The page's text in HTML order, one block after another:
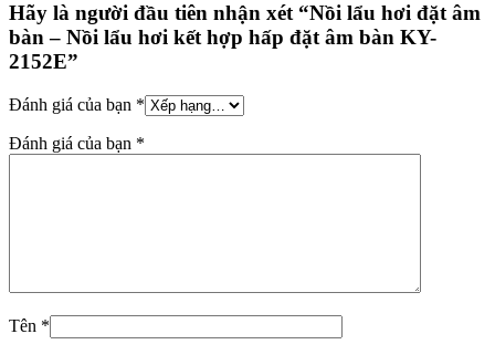
Hãy là người đầu tiên nhận xét “Nồi lẩu hơi đặt âm
bàn – Nồi lẩu hơi kết hợp hấp đặt âm bàn KY-
2152E”
Đánh giá của bạn *
Đánh giá của bạn *
Tên *